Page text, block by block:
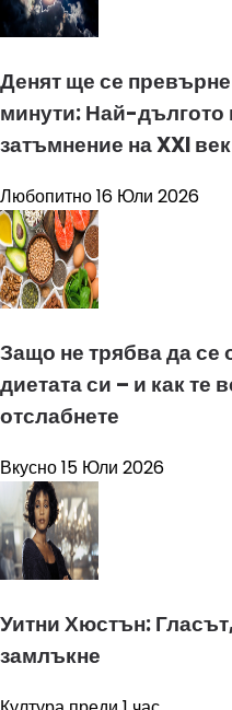
Денят ще се
минути: Най-
затъмнение на XXI
Любопитно16 Юли 2026
Защо не трябва да се
диетата си – и как те
отслабнете
Вкусно15 Юли 2026
Уитни Хюстън:
замлъкне